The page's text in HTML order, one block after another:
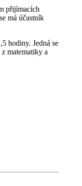
přijímacích
má účastník
hodiny. Jedná se
matematiky a